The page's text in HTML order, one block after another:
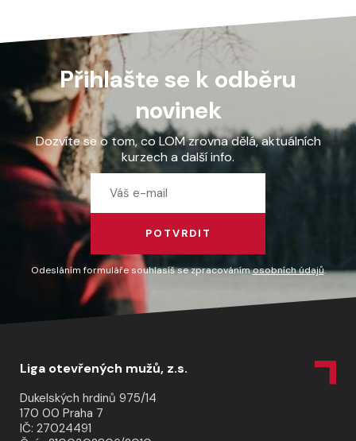
Přihlašte se k odběru
novinek
Dozvíte se o tom, co LOM zrovna dělá, aktuálních
kurzech a další info.
POTVRDIT
Odesláním formuláře souhlasíš se zpracovánímosobních údajů.
Liga otevřených mužů, z.s.
Dukelských hrdinů 975/14
170 00 Praha 7
IČ: 27024491